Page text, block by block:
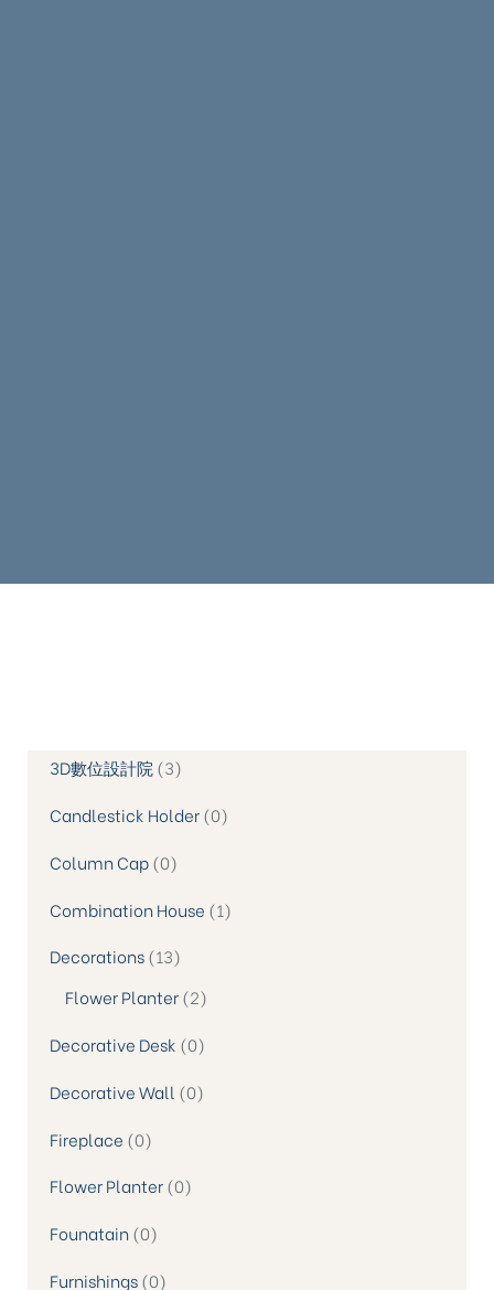
3D數位設計院 3
Candlestick Holder 0
Column Cap 0
Combination House 1
Decorations 13
Flower Planter 2
Decorative Desk 0
Decorative Wall 0
Fireplace 0
Flower Planter 0
Founatain 0
Furnishings 0